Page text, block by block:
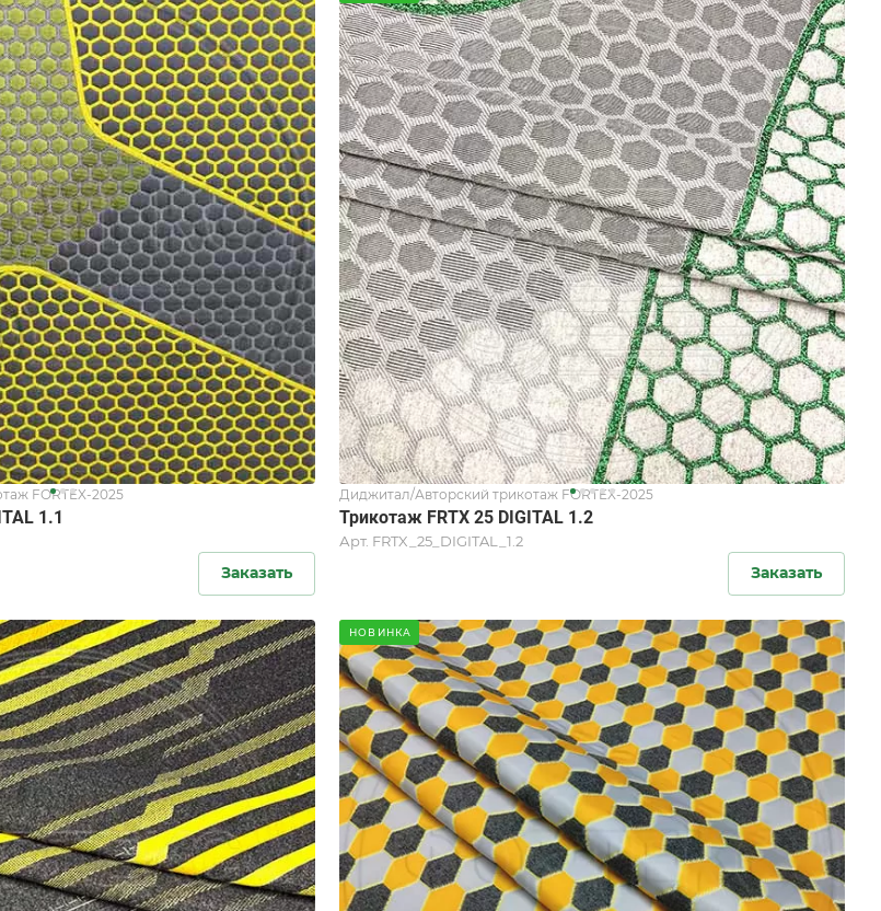
FORTEX-2025
1.1
Заказать
Диджитал/Авторский трикотаж FORTEX-2025
Трикотаж FRTX 25 DIGITAL 1.2
Арт. FRTX_25_DIGITAL_1.2
Заказать
НОВИНКА